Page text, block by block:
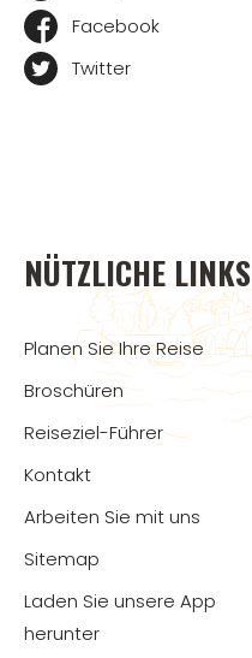
Facebook
Twitter
NÜTZLICHE LINKS
Planen Sie Ihre Reise
Broschüren
Reiseziel-Führer
Kontakt
Arbeiten Sie mit uns
Sitemap
Laden Sie unsere App
herunter